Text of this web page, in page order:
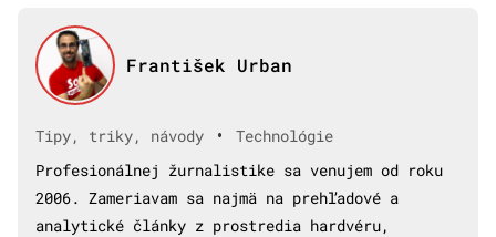
František Urban
Tipy, triky, návody •
Technológie
Profesionálnej žurnalistike sa venujem od roku
2006. Zameriavam sa najmä na prehľadové a
analytické články z prostredia hardvéru,